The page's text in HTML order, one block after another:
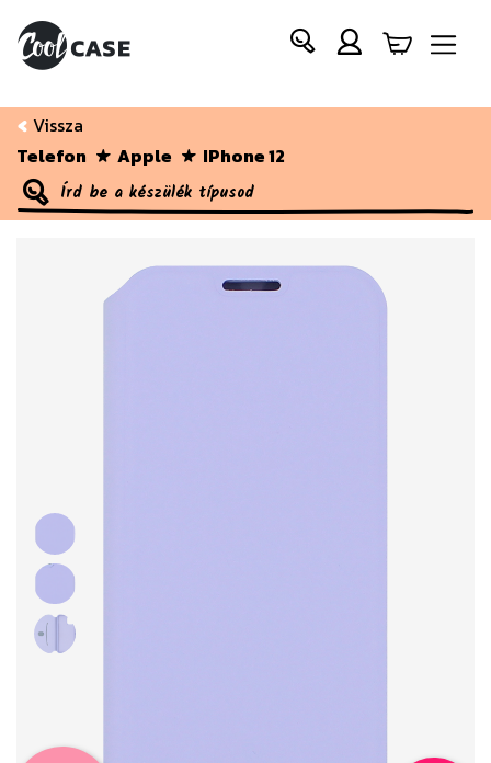
Vissza
Telefon
Apple IPhone 12